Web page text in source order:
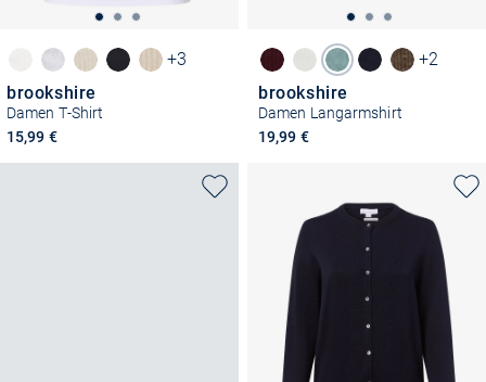
+3
brookshire
Damen T-Shirt
15,99 €
+2
brookshire
Damen Langarmshirt
19,99 €